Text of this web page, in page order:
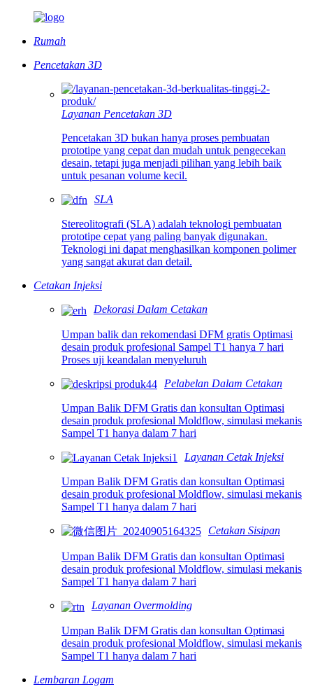
Rumah
Pencetakan 3D
Layanan Pencetakan 3D
Pencetakan 3D bukan hanya proses pembuatan
prototipe yang cepat dan mudah untuk pengecekan
desain, tetapi juga menjadi pilihan yang lebih baik
untuk pesanan volume kecil.
SLA
Stereolitografi (SLA) adalah teknologi pembuatan
prototipe cepat yang paling banyak digunakan.
Teknologi ini dapat menghasilkan komponen polimer
yang sangat akurat dan detail.
Cetakan Injeksi
Dekorasi Dalam Cetakan
Umpan balik dan rekomendasi DFM gratis Optimasi
desain produk profesional Sampel T1 hanya 7 hari
Proses uji keandalan menyeluruh
Pelabelan Dalam Cetakan
Umpan Balik DFM Gratis dan konsultan Optimasi
desain produk profesional Moldflow, simulasi mekanis
Sampel T1 hanya dalam 7 hari
Layanan Cetak Injeksi
Umpan Balik DFM Gratis dan konsultan Optimasi
desain produk profesional Moldflow, simulasi mekanis
Sampel T1 hanya dalam 7 hari
Cetakan Sisipan
Umpan Balik DFM Gratis dan konsultan Optimasi
desain produk profesional Moldflow, simulasi mekanis
Sampel T1 hanya dalam 7 hari
Layanan Overmolding
Umpan Balik DFM Gratis dan konsultan Optimasi
desain produk profesional Moldflow, simulasi mekanis
Sampel T1 hanya dalam 7 hari
Lembaran Logam